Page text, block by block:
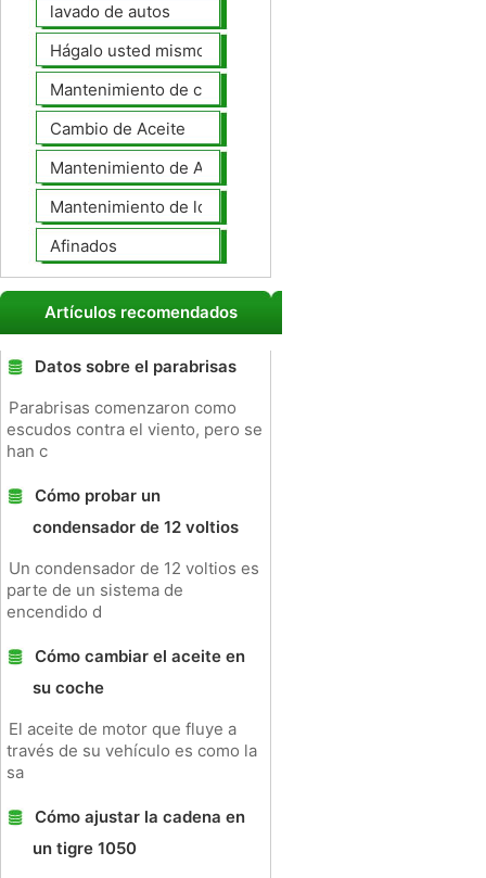
lavado de autos
Hágalo usted mismo Mantenimiento de Automotores
Mantenimiento de coches General
Cambio de Aceite
Mantenimiento de Automotores Profesional
Mantenimiento de los neumáticos
Afinados
Artículos recomendados
Datos sobre el parabrisas
Parabrisas comenzaron como
escudos contra el viento, pero se
han c
Cómo probar un
condensador de 12 voltios
Un condensador de 12 voltios es
parte de un sistema de
encendido d
Cómo cambiar el aceite en
su coche
El aceite de motor que fluye a
través de su vehículo es como la
sa
Cómo ajustar la cadena en
un tigre 1050